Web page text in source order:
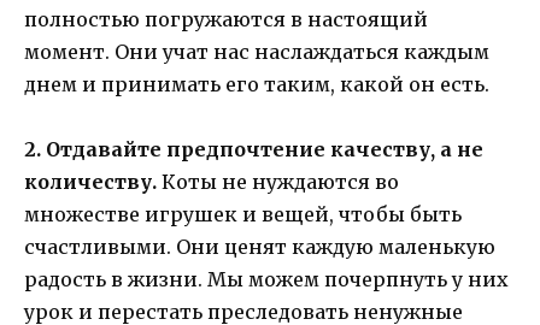
полностью погружаются в настоящий
момент. Они учат нас наслаждаться каждым
днем и принимать его таким, какой он есть.
2. Отдавайте предпочтение качеству, а не
количеству. Коты не нуждаются во
множестве игрушек и вещей, чтобы быть
счастливыми. Они ценят каждую маленькую
радость в жизни. Мы можем почерпнуть у них
урок и перестать преследовать ненужные